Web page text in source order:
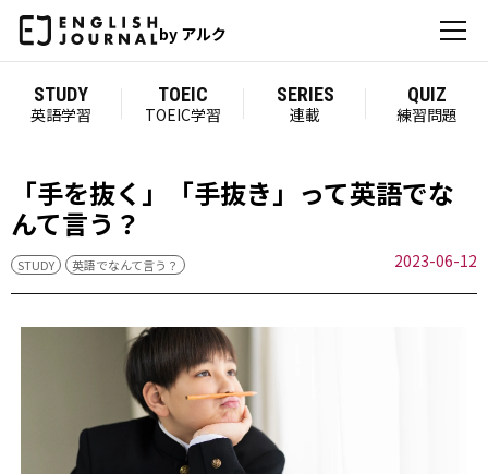
by アルク
STUDY
英語学習
TOEIC
TOEIC学習
SERIES
連載
QUIZ
練習問題
「手を抜く」「手抜き」って英語でな
んて言う？
STUDY 英語でなんて言う？ 2023-06-12